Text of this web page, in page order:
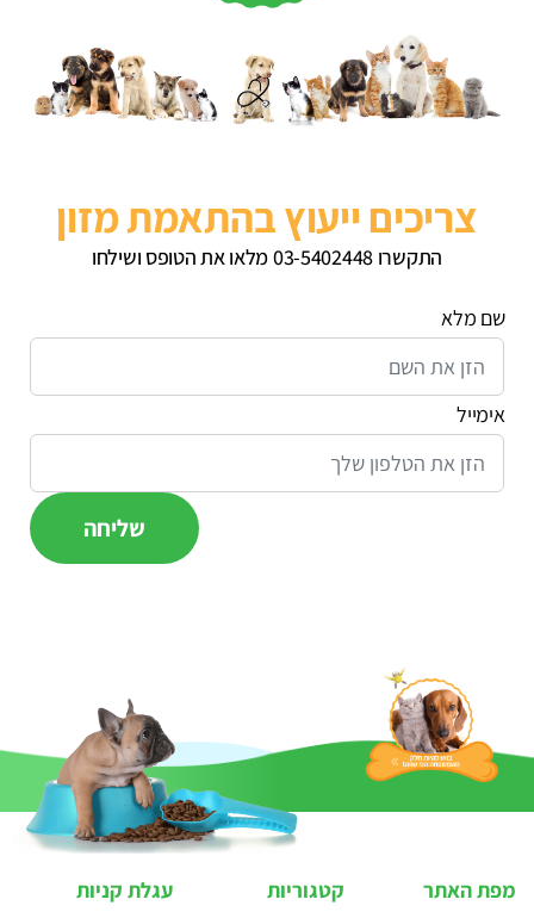
צריכים ייעוץ בהתאמת מזון
התקשרו 03-5402448 מלאו את הטופס ושילחו
שם מלא
אימייל
מפת האתר קטגוריות עגלת קניות